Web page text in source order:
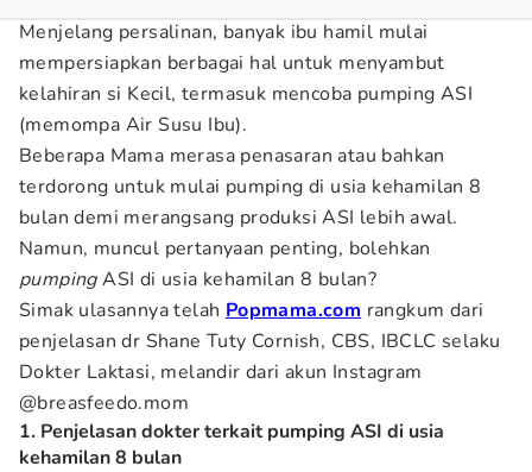
Menjelang persalinan, banyak ibu hamil mulai
mempersiapkan berbagai hal untuk menyambut
kelahiran si Kecil, termasuk mencoba pumping ASI
(memompa Air Susu Ibu).
Beberapa Mama merasa penasaran atau bahkan
terdorong untuk mulai pumping di usia kehamilan 8
bulan demi merangsang produksi ASI lebih awal.
Namun, muncul pertanyaan penting, bolehkan
pumpingASI di usia kehamilan 8 bulan?
Simak ulasannya telah Popmama.com rangkum dari
penjelasan dr Shane Tuty Cornish, CBS, IBCLC selaku
Dokter Laktasi, melandir dari akun Instagram
@breasfeedo.mom
1. Penjelasan dokter terkait pumping ASI di usia
kehamilan 8 bulan